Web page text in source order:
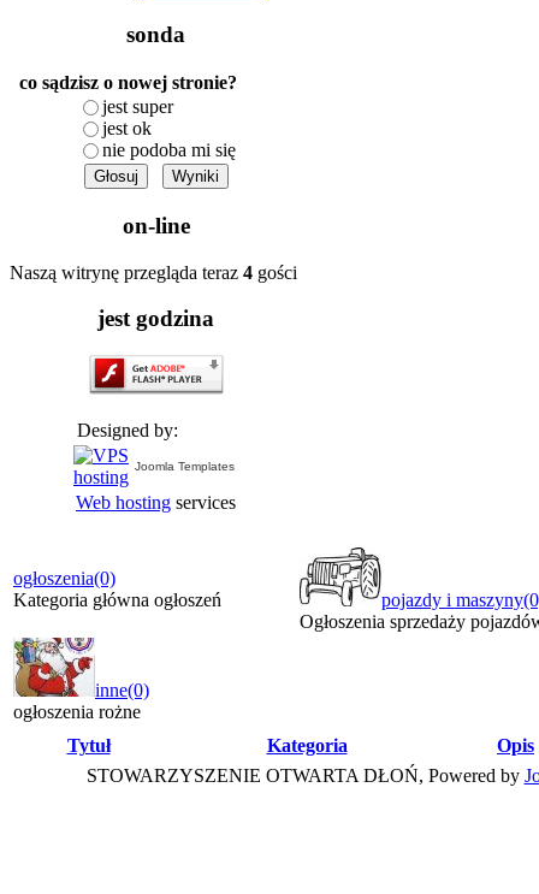
sonda
co sądzisz o nowej stronie?
jest super
jest ok
nie podoba mi się
on-line
Naszą witrynę przegląda teraz 4 gości
jest godzina
Designed by:
Joomla Templates
Web hosting services
ogłoszenia(0)
Kategoria główna ogłoszeń
pojazdy i maszyny
Ogłoszenia sprzedaży
inne(0)
ogłoszenia rożne
Tytuł
Kategoria
Opis
STOWARZYSZENIE OTWARTA DŁOŃ, Powered by